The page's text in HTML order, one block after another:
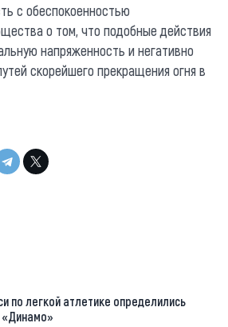
с обеспокоенностью
о том, что подобные действия
напряженность и негативно
скорейшего прекращения огня в
по легкой атлетике определились
«Динамо»